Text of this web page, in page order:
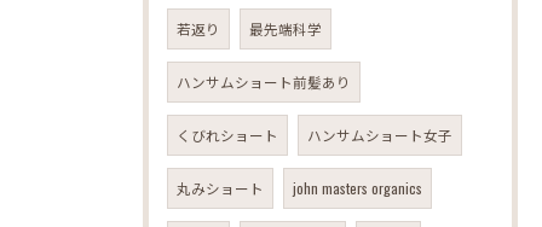
若返り 最先端科学
ハンサムショート前髪あり
くびれショート ハンサムショート女子
丸みショート john masters organics